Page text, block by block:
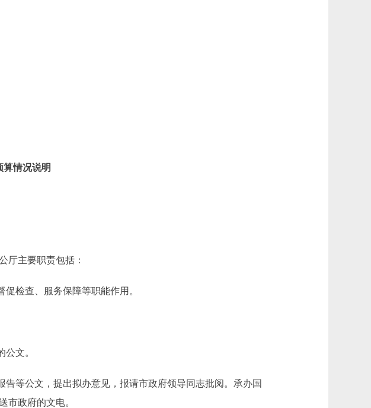
算情况说明
主要职责包括：
检查、服务保障等职能作用。
文。
等公文，提出拟办意见，报请市政府领导同志批阅。承办国
市政府的文电。